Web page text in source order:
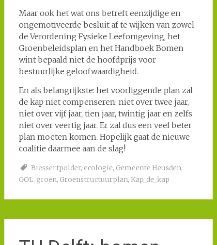
Maar ook het wat ons betreft eenzijdige en
ongemotiveerde besluit af te wijken van zowel
de Verordening Fysieke Leefomgeving, het
Groenbeleidsplan en het Handboek Bomen
wint bepaald niet de hoofdprijs voor
bestuurlijke geloofwaardigheid.
En als belangrijkste: het voorliggende plan zal
de kap niet compenseren: niet over twee jaar,
niet over vijf jaar, tien jaar, twintig jaar en zelfs
niet over veertig jaar. Er zal dus een veel beter
plan moeten komen. Hopelijk gaat de nieuwe
coalitie daarmee aan de slag!
Biessertpolder, ecologie, Gemeente Heusden,
GOL, groen, Groenstructuurplan, Kap_de_kap